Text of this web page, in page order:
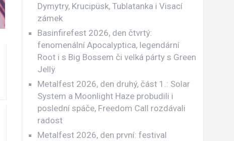
Dymytry, Krucipüsk, Tublatanka i Visací
zámek
Basinfirefest 2026, den čtvrtý:
fenomenální Apocalyptica, legendární
Root i s Big Bossem či velká párty s Green
Jellÿ
Metalfest 2026, den druhý, část 1.: Solar
System a Moonlight Haze probudili i
poslední spáče, Freedom Call rozdávali
radost
Metalfest 2026, den první: festival